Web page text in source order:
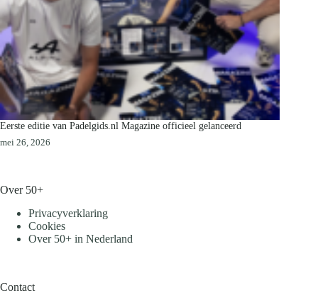
Eerste editie van Padelgids.nl Magazine officieel gelanceerd
mei 26, 2026
Over 50+
Privacyverklaring
Cookies
Over 50+ in Nederland
Contact